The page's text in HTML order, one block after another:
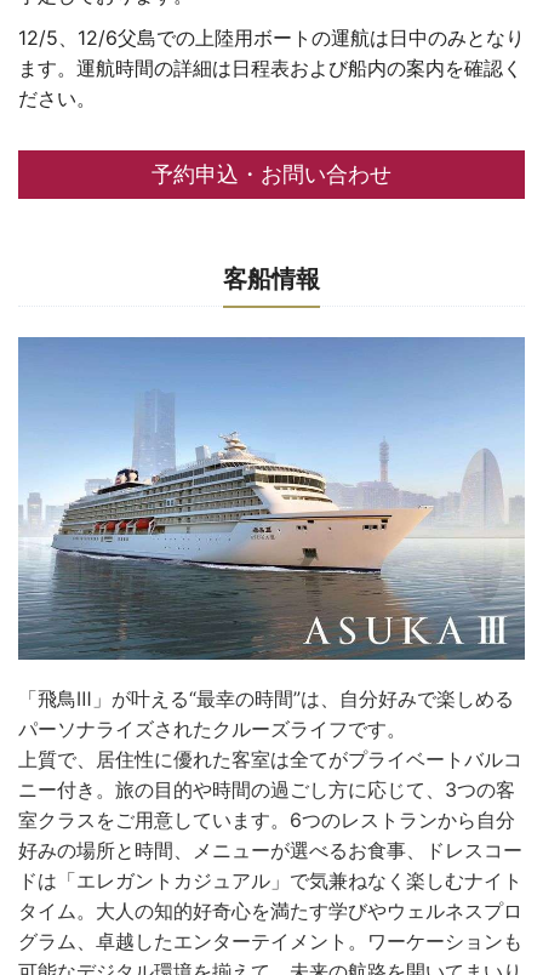
12/5、12/6父島での上陸用ボートの運航は日中のみとなり
ます。運航時間の詳細は日程表および船内の案内を確認く
ださい。
予約申込・お問い合わせ
客船情報
「飛鳥Ⅲ」が叶える“最幸の時間”は、自分好みで楽しめる
パーソナライズされたクルーズライフです。
上質で、居住性に優れた客室は全てがプライベートバルコ
ニー付き。旅の目的や時間の過ごし方に応じて、3つの客
室クラスをご用意しています。6つのレストランから自分
好みの場所と時間、メニューが選べるお食事、ドレスコー
ドは「エレガントカジュアル」で気兼ねなく楽しむナイト
タイム。大人の知的好奇心を満たす学びやウェルネスプロ
グラム、卓越したエンターテイメント。ワーケーションも